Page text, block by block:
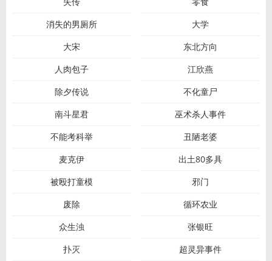
消失的男厕所
大学
大宋
东北方向
人肉包子
江欣燕
除夕传说
不化童尸
南斗星君
巫术杀人事件
不能考科举
丑陋老婆
麦克伊
出土80多具
被殴打童模
邪门
废除
循环农业
众生浊
张银旺
扑灭
超灵异事件